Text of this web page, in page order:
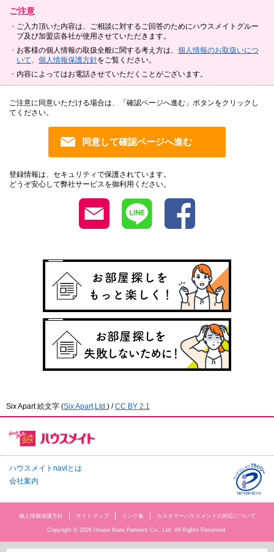
ご注意
ご入力頂いた内容は、ご相談に対するご回答のためにハウスメイトグルー
プ及び加盟店各社が使用させていただきます。
お客様の個人情報の取扱全般に関する考え方は、 個人情報のお取扱いにつ
いて
個人情報保護方針をご覧ください。
内容によってはお電話させていただくことがございます。
ご注意に同意いただける場合は、「確認ページへ進む」ボタンをクリックし
てください。
登録情報は、セキュリティで保護されています。
どうぞ安心して弊社サービスを御利用ください。
Six Apart 絵文字 (Six Apart,Ltd. ) /CC BY 2.1
ハウスメイトnaviとは
会社案内
個人情報保護方針 サイトマップ リンク集 カスタマーハラスメントの対応について
Copyright © 2026 House Mate Partners Co., Ltd. All Rights Reserved.